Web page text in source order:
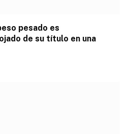
pesado es
de su título en una